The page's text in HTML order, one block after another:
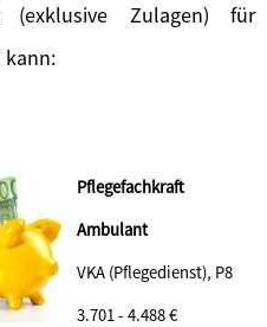
(exklusive Zulagen) für
kann:
Pflegefachkraft
Ambulant
VKA (Pflegedienst), P8
3.701 - 4.488 €